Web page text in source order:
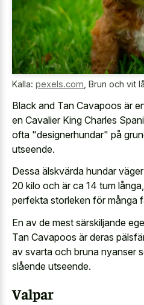
Källa: pexels.com Brun och vit
Black and Tan Cavapoos är
en Cavalier King Charles
ofta "designerhundar" på
utseende.
Dessa älskvärda hundar
20 kilo och är ca 14 tum
perfekta storleken för många
En av de mest särskiljande
Tan Cavapoos är deras
av svarta och bruna nyanser
slående utseende.
Valpar